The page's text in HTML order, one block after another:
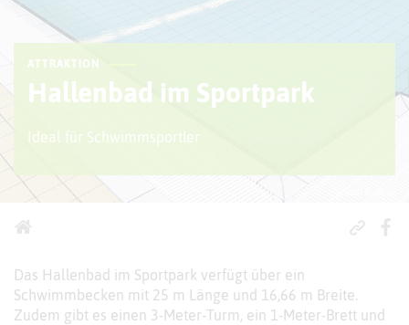
ATTRAKTION
Hallenbad im Sportpark
Ideal für Schwimmsportler
Das Hallenbad im Sportpark verfügt über ein
Schwimmbecken mit 25 m Länge und 16,66 m Breite.
Zudem gibt es einen 3-Meter-Turm, ein 1-Meter-Brett und